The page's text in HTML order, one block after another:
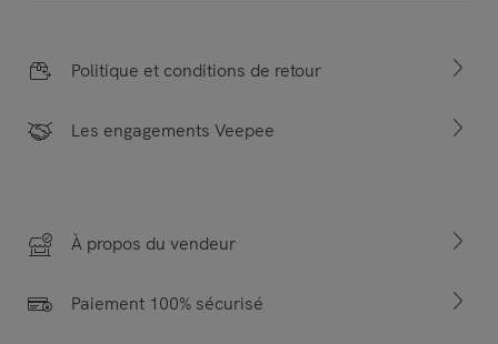
Politique et conditions de retour
Les engagements Veepee
À propos du vendeur
Paiement 100% sécurisé